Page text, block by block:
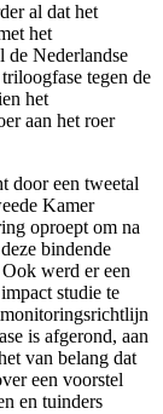
al dat het
het
de Nederlandse
tegen de
het
aan het roer
door een tweetal
Kamer
oproept om na
bindende
werd er een
studie te
is afgerond, aan
van belang dat
een voorstel
en tuinders